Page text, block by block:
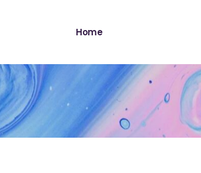
Home